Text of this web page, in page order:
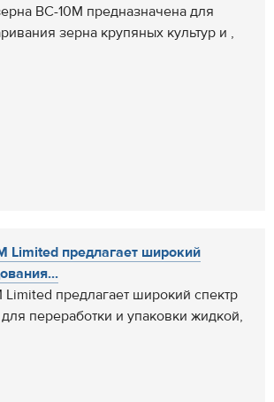
ВС-10М предназначена для
зерна крупяных культур и ,
Limited предлагает широкий
Limited предлагает широкий спектр
переработки и упаковки жидкой,